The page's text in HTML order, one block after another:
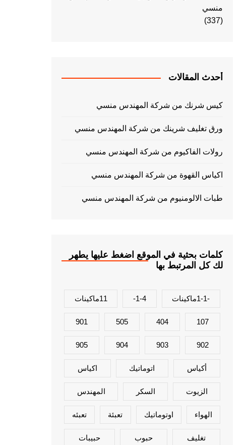
منسي
(337)
أحدث المقالات
كيس شرنك من شركة المهندس منسي
ورق تغليف شرينك من شركة المهندس منسي
رولات الفاكيوم من شركة المهندس منسي
اكياس القهوة من شركة المهندس منسي
طبات الالومنيوم من شركة المهندس منسي
كلمات بحثية في الموقع اضغط عليها يطهر
لك كل المرتبط بها
-1-1ماكينات 1-4- 11ماكينات
107
404
505
901
902
903
904
905
أكياس اتوماتيك اكياس
الزيوت السكر المهندس
الهواء اوتوماتيك تعبئة تعبئه
تغليف حبوب حبيبات